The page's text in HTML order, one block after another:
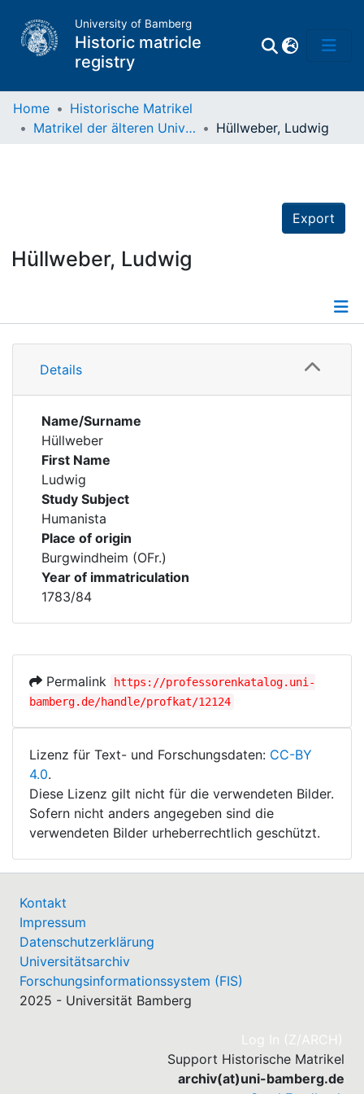
University of Bamberg
Historic matricle
registry
Home
Historische Matrikel
Matrikel der älteren Universität
Hüllweber, Ludwig
Export
Hüllweber, Ludwig
Details
Details
Name/Surname
Hüllweber
First Name
Ludwig
Study Subject
Humanista
Place of origin
Burgwindheim (OFr.)
Year of immatriculation
1783/84
Permalink
https://professorenkatalog.uni-
bamberg.de/handle/profkat/12124
Lizenz für Text- und Forschungsdaten: CC-BY
4.0.
Diese Lizenz gilt nicht für die verwendeten Bilder.
Sofern nicht anders angegeben sind die
verwendeten Bilder urheberrechtlich geschützt.
Kontakt
Impressum
Datenschutzerklärung
Universitätsarchiv
Forschungsinformationssystem (FIS)
2025 - Universität Bamberg
Log In (Z/ARCH)
Support Historische Matrikel
archiv(at)uni-bamberg.de